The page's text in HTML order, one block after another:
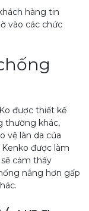
hàng tin
vào các chức
được thiết kế
thường khác,
vệ làn da của
được làm
cảm thấy
nắng hơn gấp